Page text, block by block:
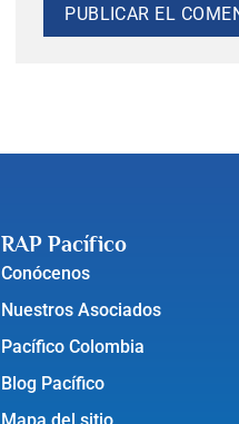
RAP Pacífico
Conócenos
Nuestros Asociados
Pacífico Colombia
Blog Pacífico